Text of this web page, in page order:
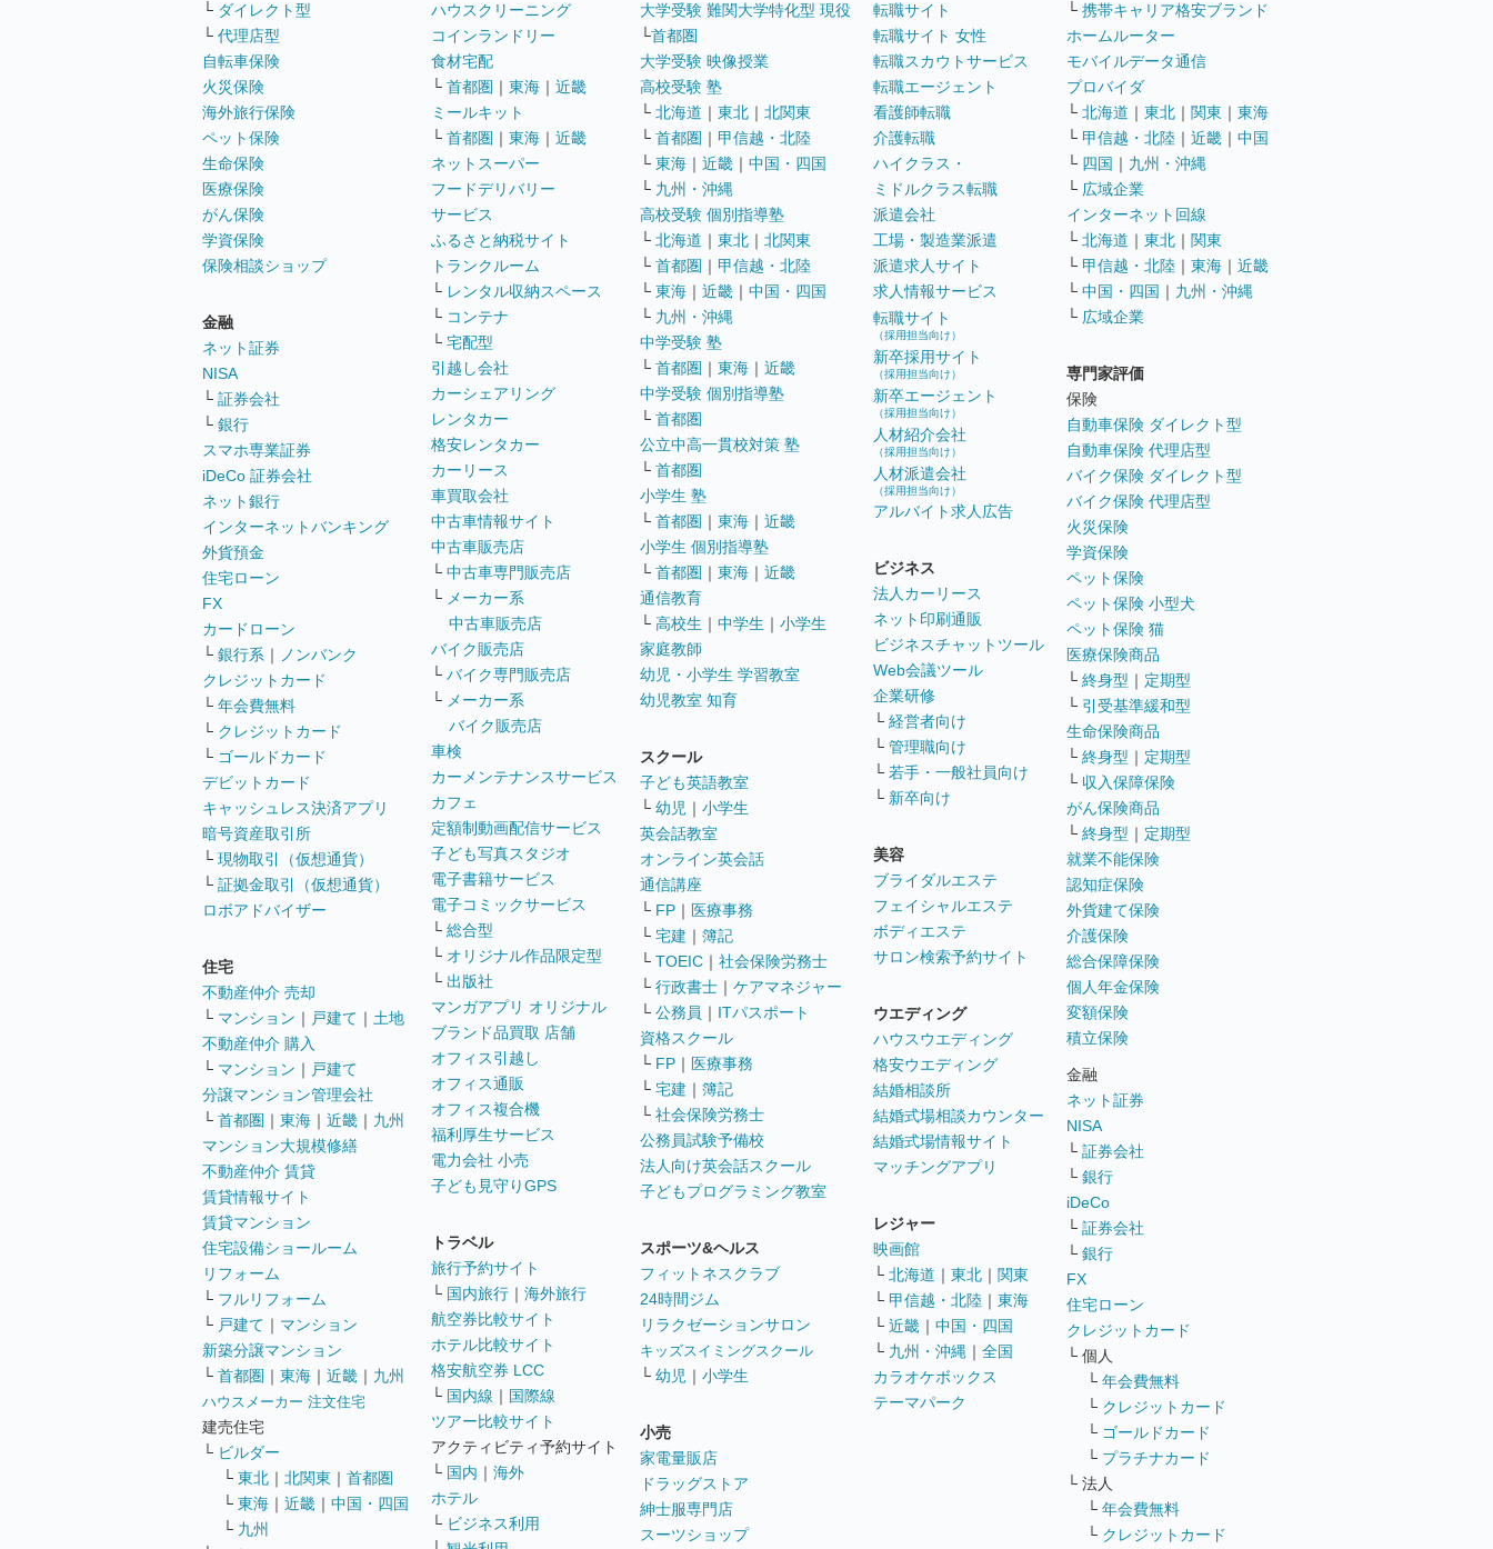
└ ダイレクト型
└ 代理店型
自転車保険
火災保険
海外旅行保険
ペット保険
生命保険
医療保険
がん保険
学資保険
保険相談ショップ
金融
ネット証券
NISA
└ 証券会社
└ 銀行
スマホ専業証券
iDeCo 証券会社
ネット銀行
インターネットバンキング
外貨預金
住宅ローン
FX
カードローン
└ 銀行系 ｜
ノンバンク
クレジットカード
└ 年会費無料
└ クレジットカード
└ ゴールドカード
デビットカード
キャッシュレス決済アプリ
暗号資産取引所
└ 現物取引（仮想通貨）
└ 証拠金取引（仮想通貨）
ロボアドバイザー
住宅
不動産仲介 売却
└ マンション ｜ 戸建て ｜ 土地
不動産仲介 購入
└ マンション ｜ 戸建て
分譲マンション管理会社
└ 首都圏 ｜ 東海 ｜ 近畿 ｜ 九州
マンション大規模修繕
不動産仲介 賃貸
賃貸情報サイト
賃貸マンション
住宅設備ショールーム
リフォーム
└ フルリフォーム
└ 戸建て ｜ マンション
新築分譲マンション
└ 首都圏 ｜ 東海 ｜ 近畿 ｜ 九州
ハウスメーカー 注文住宅
建売住宅
└ ビルダー
└ 東北 ｜ 北関東 ｜ 首都圏
└ 東海 ｜ 近畿 ｜ 中国・四国
└ 九州
ハウスクリーニング
コインランドリー
食材宅配
└ 首都圏 ｜ 東海 ｜ 近畿
ミールキット
└ 首都圏 ｜ 東海 ｜ 近畿
ネットスーパー
フードデリバリー
サービス
ふるさと納税サイト
トランクルーム
└ レンタル収納スペース
└ コンテナ
└ 宅配型
引越し会社
カーシェアリング
レンタカー
格安レンタカー
カーリース
車買取会社
中古車情報サイト
中古車販売店
└ 中古車専門販売店
└ メーカー系
中古車販売店
バイク販売店
└ バイク専門販売店
└ メーカー系
バイク販売店
車検
カーメンテナンスサービス
カフェ
定額制動画配信サービス
子ども写真スタジオ
電子書籍サービス
電子コミックサービス
└ 総合型
└ オリジナル作品限定型
└ 出版社
マンガアプリ オリジナル
ブランド品買取 店舗
オフィス引越し
オフィス通販
オフィス複合機
福利厚生サービス
電力会社 小売
子ども見守りGPS
トラベル
旅行予約サイト
└ 国内旅行 ｜ 海外旅行
航空券比較サイト
ホテル比較サイト
格安航空券 LCC
└ 国内線 ｜ 国際線
ツアー比較サイト
アクティビティ予約サイト
└ 国内 ｜ 海外
ホテル
└ ビジネス利用
大学受験 難関大学特化型 現役
└首都圏
大学受験 映像授業
高校受験 塾
└ 北海道 ｜ 東北 ｜ 北関東
└ 首都圏 ｜ 甲信越・北陸
└ 東海 ｜ 近畿 ｜ 中国・四国
└ 九州・沖縄
高校受験 個別指導塾
└ 北海道 ｜ 東北 ｜ 北関東
└ 首都圏 ｜ 甲信越・北陸
└ 東海 ｜ 近畿 ｜ 中国・四国
└ 九州・沖縄
中学受験 塾
└ 首都圏 ｜ 東海 ｜ 近畿
中学受験 個別指導塾
└ 首都圏
公立中高一貫校対策 塾
└ 首都圏
小学生 塾
└ 首都圏 ｜ 東海 ｜ 近畿
小学生 個別指導塾
└ 首都圏 ｜ 東海 ｜ 近畿
通信教育
└ 高校生 ｜ 中学生 ｜ 小学生
家庭教師
幼児・小学生 学習教室
幼児教室 知育
スクール
子ども英語教室
└ 幼児 ｜ 小学生
英会話教室
オンライン英会話
通信講座
└ FP ｜ 医療事務
└ 宅建 ｜ 簿記
└ TOEIC ｜ 社会保険労務士
└ 行政書士 ｜ ケアマネジャー
└ 公務員 ｜ ITパスポート
資格スクール
└ FP ｜ 医療事務
└ 宅建 ｜ 簿記
└ 社会保険労務士
公務員試験予備校
法人向け英会話スクール
子どもプログラミング教室
スポーツ&ヘルス
フィットネスクラブ
24時間ジム
リラクゼーションサロン
キッズスイミングスクール
└ 幼児 ｜ 小学生
小売
家電量販店
ドラッグストア
紳士服専門店
スーツショップ
転職サイト
転職サイト 女性
転職スカウトサービス
転職エージェント
看護師転職
介護転職
ハイクラス・
ミドルクラス転職
派遣会社
工場・製造業派遣
派遣求人サイト
求人情報サービス
転職サイト
（採用担当向け）
新卒採用サイト
（採用担当向け）
新卒エージェント
（採用担当向け）
人材紹介会社
（採用担当向け）
人材派遣会社
（採用担当向け）
アルバイト求人広告
ビジネス
法人カーリース
ネット印刷通販
ビジネスチャットツール
Web会議ツール
企業研修
└ 経営者向け
└ 管理職向け
└ 若手・一般社員向け
└ 新卒向け
美容
ブライダルエステ
フェイシャルエステ
ボディエステ
サロン検索予約サイト
ウエディング
ハウスウエディング
格安ウエディング
結婚相談所
結婚式場相談カウンター
結婚式場情報サイト
マッチングアプリ
レジャー
映画館
└ 北海道 ｜ 東北 ｜ 関東
└ 甲信越・北陸 ｜ 東海
└ 近畿 ｜ 中国・四国
└ 九州・沖縄 ｜ 全国
カラオケボックス
テーマパーク
└ 携帯キャリア格安ブランド
ホームルーター
モバイルデータ通信
プロバイダ
└ 北海道 ｜ 東北 ｜ 関東 ｜ 東海
└ 甲信越・北陸 ｜ 近畿 ｜ 中国
└ 四国 ｜ 九州・沖縄
└ 広域企業
インターネット回線
└ 北海道 ｜ 東北 ｜ 関東
└ 甲信越・北陸 ｜ 東海 ｜ 近畿
└ 中国・四国 ｜ 九州・沖縄
└ 広域企業
専門家評価
保険
自動車保険 ダイレクト型
自動車保険 代理店型
バイク保険 ダイレクト型
バイク保険 代理店型
火災保険
学資保険
ペット保険
ペット保険 小型犬
ペット保険 猫
医療保険商品
└ 終身型 ｜ 定期型
└ 引受基準緩和型
生命保険商品
└ 終身型 ｜ 定期型
└ 収入保障保険
がん保険商品
└ 終身型 ｜ 定期型
就業不能保険
認知症保険
外貨建て保険
介護保険
総合保障保険
個人年金保険
変額保険
積立保険
金融
ネット証券
NISA
└ 証券会社
└ 銀行
iDeCo
└ 証券会社
└ 銀行
FX
住宅ローン
クレジットカード
└ 個人
└ 年会費無料
└ クレジットカード
└ ゴールドカード
└ プラチナカード
└ 法人
└ 年会費無料
└ クレジットカード